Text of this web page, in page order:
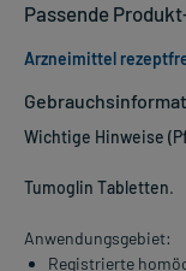
Wichtige Hinweise
Tumoglin Tabletten.
Anwendungsgebiet:
Registrierte
Passende
Arzneimittel